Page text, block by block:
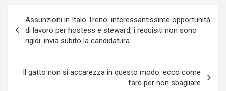
articoli
Assunzioni in Italo Treno: interessantissime opportunità
di lavoro per hostess e steward, i requisiti non sono
rigidi: invia subito la candidatura
Il gatto non si accarezza in questo modo: ecco come
fare per non sbagliare